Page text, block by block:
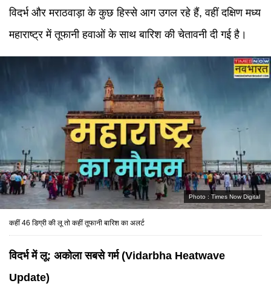
विदर्भ और मराठवाड़ा के कुछ हिस्से आग उगल रहे हैं, वहीं दक्षिण मध्य
महाराष्ट्र में तूफानी हवाओं के साथ बारिश की चेतावनी दी गई है।
Photo : Times Now Digital
कहीं 46 डिग्री की लू तो कहीं तूफानी बारिश का अलर्ट
विदर्भ में लू: अकोला सबसे गर्म (Vidarbha Heatwave
Update)